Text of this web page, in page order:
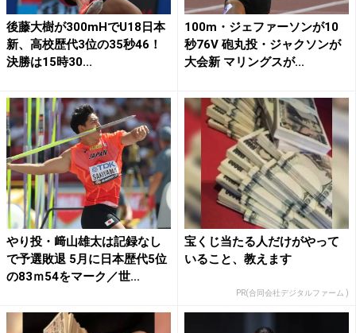
後藤大樹が300mHでU18日本
新、高校歴代3位の35秒46！
決勝は15時30...
100m・ジェファーソンが10
秒76V 砲丸投・ジャクソンが
大会新 マリングスが...
やり投・﨑山雄太は記録なし
で予選敗退 5月に日本歴代5位
の83ｍ54をマーク／世...
宝くじ当たる人だけがやって
いること、教えます
PR(合同会社デジタルファーム )